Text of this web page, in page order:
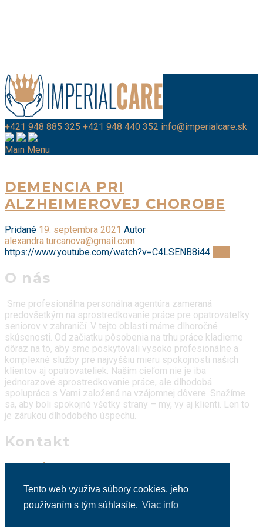
Tento web využíva súbory cookies, jeho
používaním s tým súhlasíte. Viac info
+421 948 885 325 +421 948 440 352 info@imperialcare.sk
Main Menu
DEMENCIA PRI
ALZHEIMEROVEJ CHOROBE
Pridané 19. septembra 2021 Autor
alexandra.turcanova@gmail.com
https://www.youtube.com/watch?v=C4LSENB8i44
O nás
Sme profesionálna personálna agentúra zameraná
predovšetkým na sprostredkovanie práce pre opatrovateľky
seniorov v zahraničí. V tejto oblasti máme dlhoročné
skúsenosti. Od začiatku pôsobenia na trhu práce kladieme
dôraz na to, aby sme poskytovali vysoko profesionálne a
komplexné služby pre najvyššiu mieru spokojnosti našich
klientov aj opatrovateliek. Našim cieľom nie je iba
jednorazové sprostredkovanie práce, ale dlhodobá
spolupráca s Vami založená na vzájomnej dôvere. Snažíme
sa, aby boli spokojné všetky strany – my, vy aj klienti. Len to
je zárukou dlhodobého úspechu.
Kontakt
e-mail:info@imperialcare.sk
WhatsApp:
+421 948 885 325
Viber:+421 948 885 325